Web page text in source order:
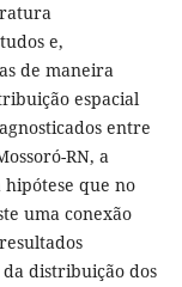
e,
de maneira
espacial
entre
RN, a
que no
uma conexão
distribuição dos